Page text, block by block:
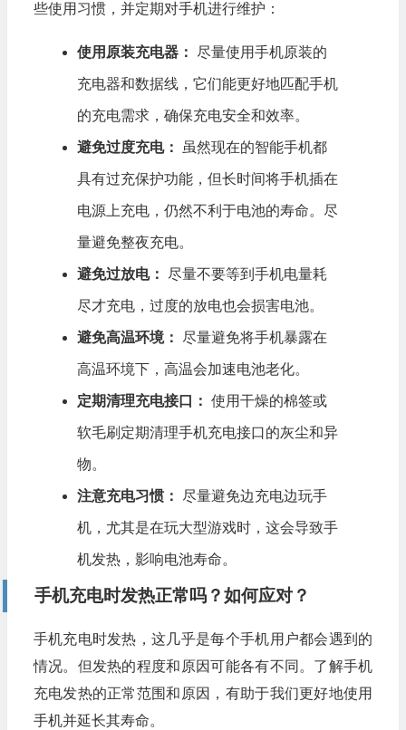
些使用习惯，并定期对手机进行维护：
使用原装充电器： 尽量使用手机原装的
充电器和数据线，它们能更好地匹配手机
的充电需求，确保充电安全和效率。
避免过度充电： 虽然现在的智能手机都
具有过充保护功能，但长时间将手机插在
电源上充电，仍然不利于电池的寿命。尽
量避免整夜充电。
避免过放电： 尽量不要等到手机电量耗
尽才充电，过度的放电也会损害电池。
避免高温环境： 尽量避免将手机暴露在
高温环境下，高温会加速电池老化。
定期清理充电接口： 使用干燥的棉签或
软毛刷定期清理手机充电接口的灰尘和异
物。
注意充电习惯： 尽量避免边充电边玩手
机，尤其是在玩大型游戏时，这会导致手
机发热，影响电池寿命。
手机充电时发热正常吗？如何应对？
手机充电时发热，这几乎是每个手机用户都会遇到的
情况。但发热的程度和原因可能各有不同。了解手机
充电发热的正常范围和原因，有助于我们更好地使用
手机并延长其寿命。